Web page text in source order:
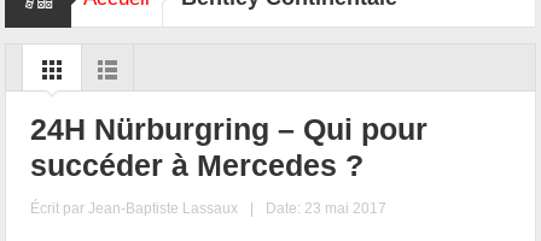
24H Nürburgring – Qui pour
succéder à Mercedes ?
Écrit parJean-Baptiste Lassaux | Date: 23 mai 2017